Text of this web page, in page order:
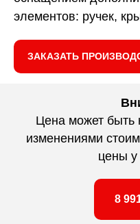
элементов: ручек,
ЗАКАЗАТЬ
Цена может быть
изменениями
цены
8